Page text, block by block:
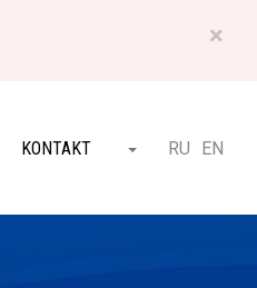
×
KONTAKT Otsi ET
RU EN